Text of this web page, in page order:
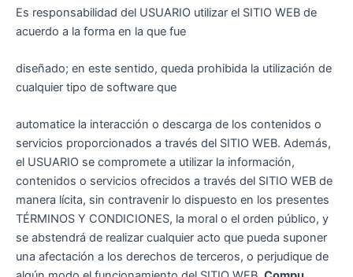
Es responsabilidad del USUARIO utilizar el SITIO WEB de
acuerdo a la forma en la que fue
diseñado; en este sentido, queda prohibida la utilización de
cualquier tipo de software que
automatice la interacción o descarga de los contenidos o
servicios proporcionados a través del SITIO WEB. Además,
el USUARIO se compromete a utilizar la información,
contenidos o servicios ofrecidos a través del SITIO WEB de
manera lícita, sin contravenir lo dispuesto en los presentes
TÉRMINOS Y CONDICIONES, la moral o el orden público, y
se abstendrá de realizar cualquier acto que pueda suponer
una afectación a los derechos de terceros, o perjudique de